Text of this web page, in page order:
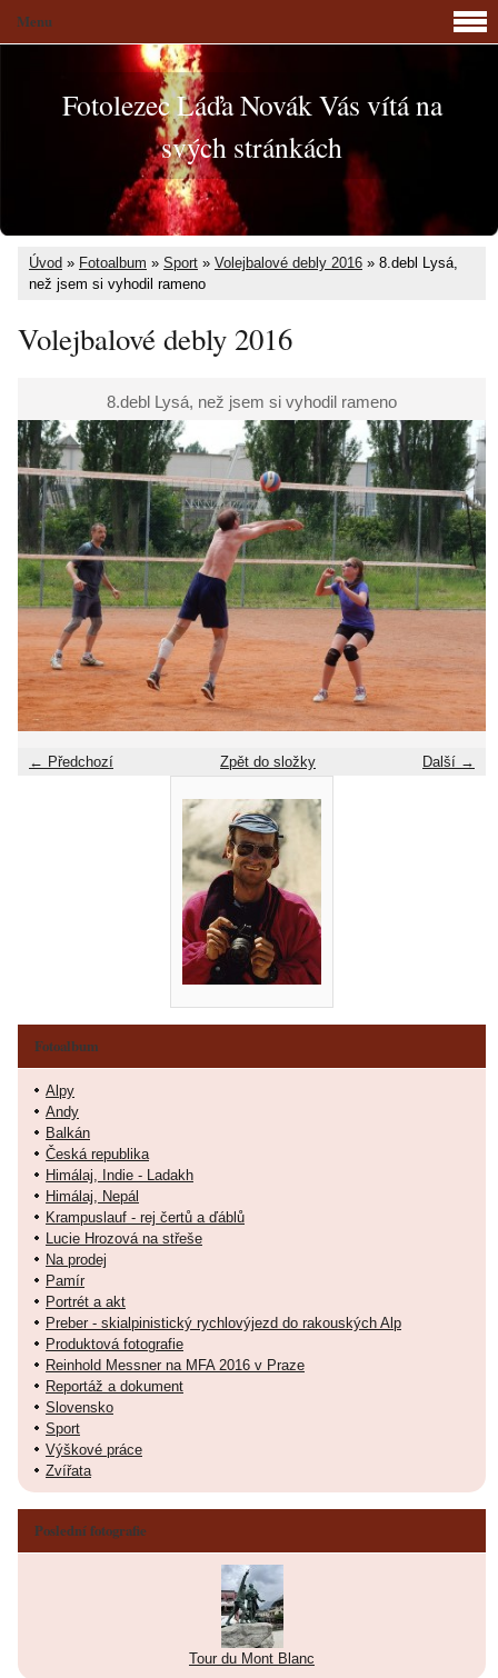
Fotolezec Láďa Novák Vás vítá na
svých stránkách
Úvod » Fotoalbum » Sport » Volejbalové debly 2016 » 8.debl Lysá,
než jsem si vyhodil rameno
Volejbalové debly 2016
8.debl Lysá, než jsem si vyhodil rameno
← Předchozí Další →
Zpět do složky
Menu
Fotoalbum
Alpy
Andy
Balkán
Česká republika
Himálaj, Indie - Ladakh
Himálaj, Nepál
Krampuslauf - rej čertů a ďáblů
Lucie Hrozová na střeše
Na prodej
Pamír
Portrét a akt
Preber - skialpinistický rychlovýjezd do rakouských Alp
Produktová fotografie
Reinhold Messner na MFA 2016 v Praze
Reportáž a dokument
Slovensko
Sport
Výškové práce
Zvířata
Poslední fotografie
Tour du Mont Blanc